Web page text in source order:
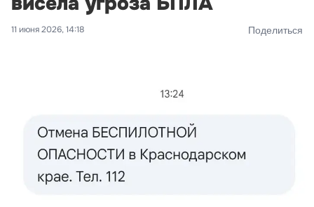
11 июня 2026, 14:18 Поделиться